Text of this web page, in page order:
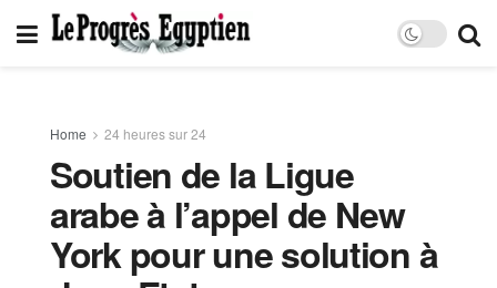
Home 24 heures sur 24
Soutien de la Ligue
arabe à l’appel de New
York pour une solution à